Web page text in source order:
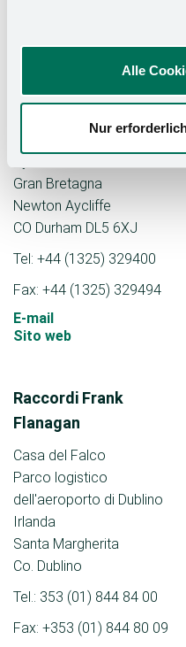
Alle
Nur
Gran Bretagna
Newton Aycliffe
CO Durham DL5 6XJ
Tel: +44 (1325) 329400
Fax: +44 (1325) 329494
E-mail
Sito web
Raccordi Frank
Flanagan
Casa del Falco
Parco logistico
dell'aeroporto di Dublino
Irlanda
Santa Margherita
Co. Dublino
Tel.: 353 (01) 844 84 00
Fax: +353 (01) 844 80 09